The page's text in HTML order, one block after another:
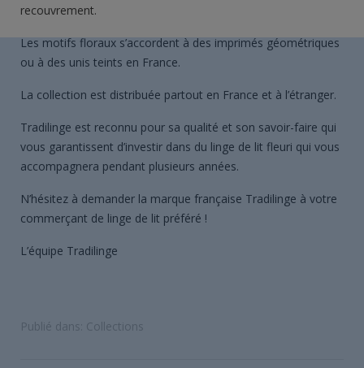
recouvrement.
Les motifs floraux s’accordent à des imprimés géométriques
ou à des unis teints en France.
La collection est distribuée partout en France et à l’étranger.
Tradilinge est reconnu pour sa qualité et son savoir-faire qui
vous garantissent d’investir dans du linge de lit fleuri qui vous
accompagnera pendant plusieurs années.
N’hésitez à demander la marque française Tradilinge à votre
commerçant de linge de lit préféré !
L’équipe Tradilinge
Publié dans: Collections